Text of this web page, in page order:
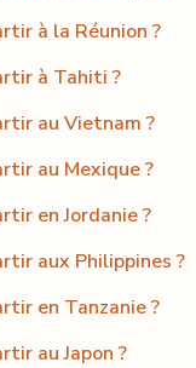
à la Réunion ?
à Tahiti ?
au Vietnam ?
au Mexique ?
en Jordanie ?
aux Philippines ?
en Tanzanie ?
au Japon ?